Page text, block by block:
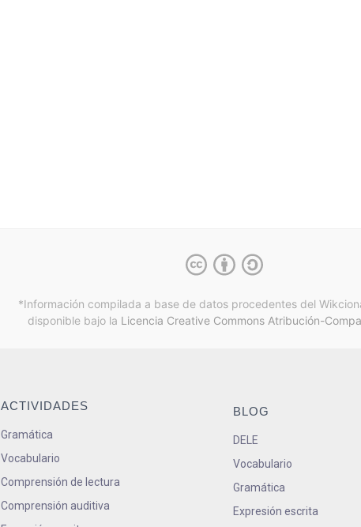
*Información compilada a base de datos procedentes del
disponible bajo la Licencia Creative Commons Atribución-
ACTIVIDADES
Gramática
Vocabulario
Comprensión de lectura
Comprensión auditiva
BLOG
DELE
Vocabulario
Gramática
Expresión escrita